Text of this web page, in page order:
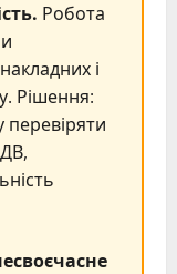
Робота
і
Рішення: